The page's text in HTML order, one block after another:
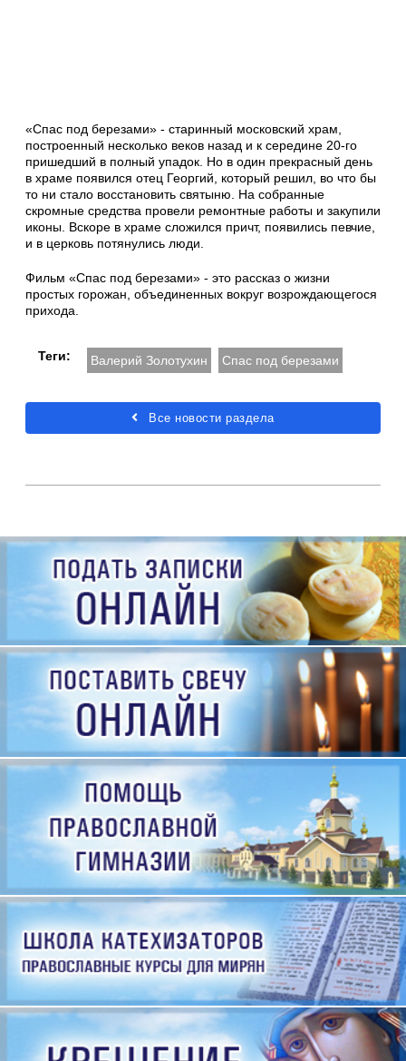
«Спас под березами» - старинный московский храм,
построенный несколько веков назад и к середине 20-го
пришедший в полный упадок. Но в один прекрасный день
в храме появился отец Георгий, который решил, во что бы
то ни стало восстановить святыню. На собранные
скромные средства провели ремонтные работы и закупили
иконы. Вскоре в храме сложился причт, появились певчие,
и в церковь потянулись люди.
Фильм «Спас под березами» - это рассказ о жизни
простых горожан, объединенных вокруг возрождающегося
прихода.
Теги: Валерий Золотухин Спас под березами
Все новости раздела